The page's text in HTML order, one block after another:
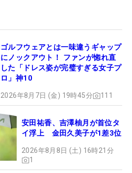
ゴルフウェアとは一味違うギャップ
にノックアウト！ ファンが惚れ直
した「ドレス姿が完璧すぎる女子プ
ロ」神10
2026年8月7日 (金) 19時45分 111
安田祐香、吉澤柚月が首位タ
イ浮上 金田久美子が1差3位
2026年8月8日 (土) 16時21分
1